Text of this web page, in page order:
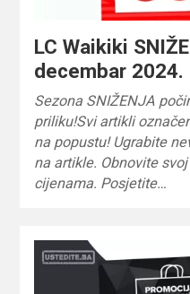
LC Waikiki
decembar 2024.
Sezona SNIŽENJA
priliku!Svi artikli
na popustu! Ugrabite
na artikle. Obnovite
cijenama. Posjetite…